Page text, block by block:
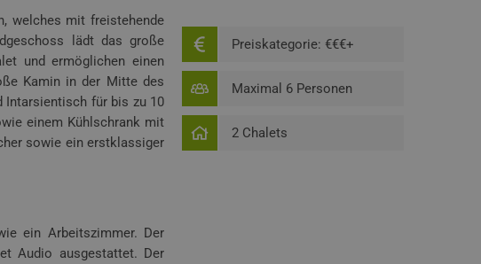
welches mit freistehende
lädt das große
und ermöglichen einen
Kamin in der Mitte des
Intarsientisch für bis zu 10
einem Kühlschrank mit
sowie ein erstklassiger
ein Arbeitszimmer. Der
Audio ausgestattet. Der
Preiskategorie: €€€+
Maximal 6 Personen
2 Chalets